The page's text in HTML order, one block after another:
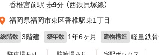
香椎宮前駅 歩9分 （西鉄貝塚線）
福岡県福岡市東区香椎駅東1丁目
総階数 3階建 築年数 1年6ヶ月 建物構造 軽量鉄骨